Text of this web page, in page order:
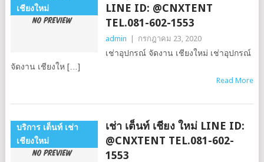
เชียงใหม่
LINE ID: @CNXTENT
TEL.081-602-1553
admin กรกฎาคม 23, 2020
เช่าอุปกรณ์ จัดงาน เชียงใหม่ เช่าอุปกรณ์
จัดงาน เชียงให […]
Read More
บริการ เต็นท์ เช่า
เชียงใหม่
เช่า เต็นท์ เชียง ใหม่ LINE ID:
@CNXTENT TEL.081-602-
1553